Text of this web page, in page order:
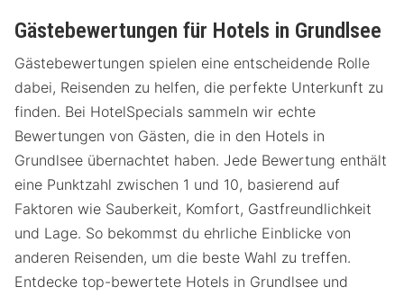
Gästebewertungen für Hotels in Grundlsee
Gästebewertungen spielen eine entscheidende Rolle
dabei, Reisenden zu helfen, die perfekte Unterkunft zu
finden. Bei HotelSpecials sammeln wir echte
Bewertungen von Gästen, die in den Hotels in
Grundlsee übernachtet haben. Jede Bewertung enthält
eine Punktzahl zwischen 1 und 10, basierend auf
Faktoren wie Sauberkeit, Komfort, Gastfreundlichkeit
und Lage. So bekommst du ehrliche Einblicke von
anderen Reisenden, um die beste Wahl zu treffen.
Entdecke top-bewertete Hotels in Grundlsee und